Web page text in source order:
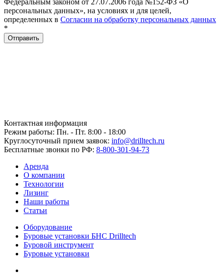
персональных данных», на условиях и для целей,
определенных в Согласии на обработку персональных данных
*
Отправить
Контактная информация
Режим работы: Пн. - Пт. 8:00 - 18:00
Круглосуточный прием заявок: info@drilltech.ru
Бесплатные звонки по РФ: 8-800-301-94-73
Аренда
О компании
Технологии
Лизинг
Наши работы
Статьи
Оборудование
Буровые установки БНС Drilltech
Буровой инструмент
Буровые установки